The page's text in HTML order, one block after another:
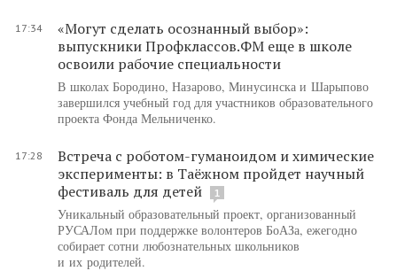
17:34
«Могут сделать осознанный выбор»:
выпускники Профклассов.ФМ еще в школе
освоили рабочие специальности
В школах Бородино, Назарово, Минусинска и Шарыпово
завершился учебный год для участников образовательного
проекта Фонда Мельниченко.
17:28
Встреча с роботом-гуманоидом и химические
эксперименты: в Таёжном пройдет научный
фестиваль для детей
1
Уникальный образовательный проект, организованный
РУСАЛом при поддержке волонтеров БоАЗа, ежегодно
собирает сотни любознательных школьников
и их родителей.